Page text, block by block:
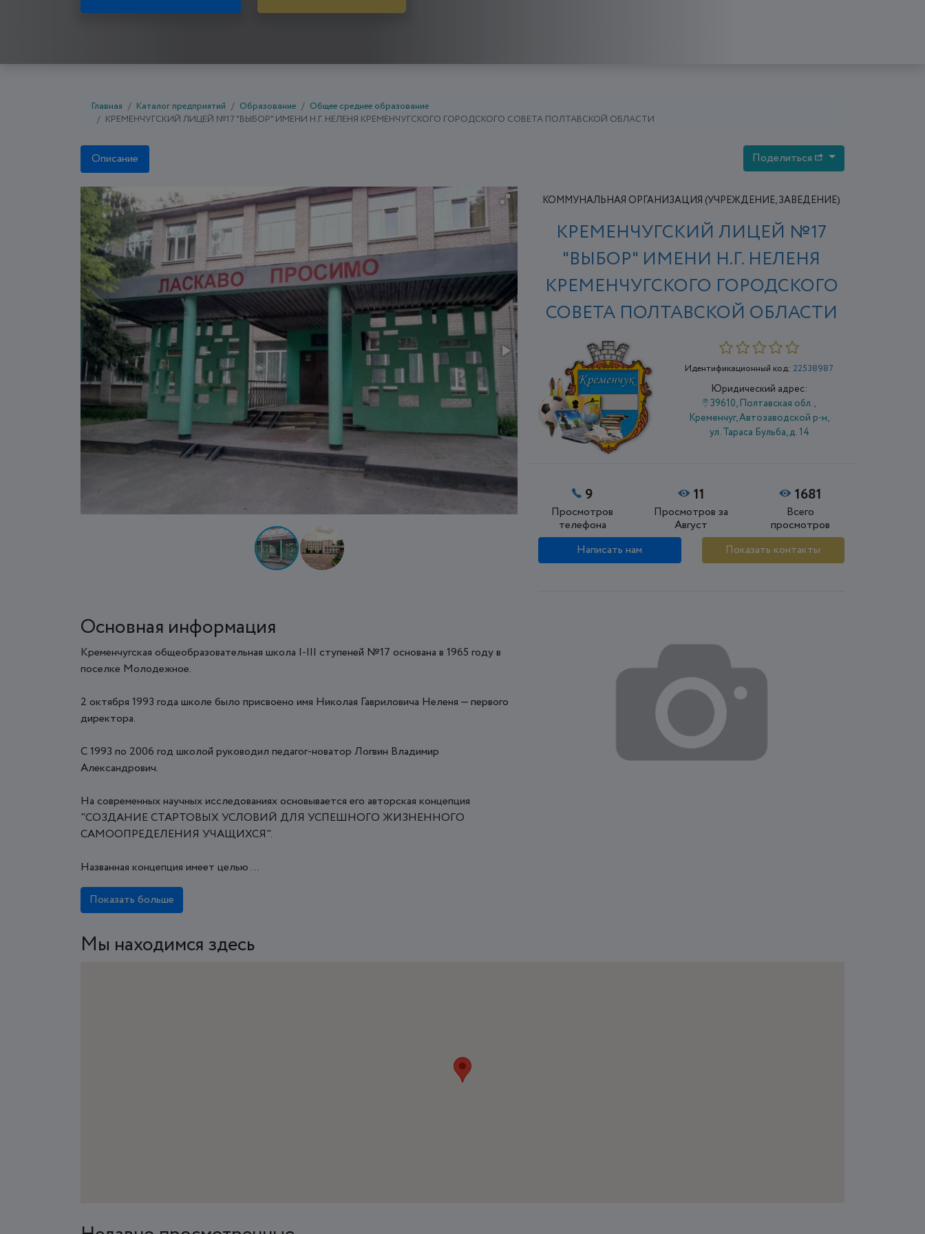
Главная Каталог предприятий Образование
Общее среднее образование
КРЕМЕНЧУГСКИЙ ЛИЦЕЙ №17 "ВЫБОР" ИМЕНИ Н.Г. НЕЛЕНЯ КРЕМЕНЧУГСКОГО ГОРОДСКОГО СОВЕТА ПОЛТАВСКОЙ ОБЛАСТИ
Описание Поделиться
КОММУНАЛЬНАЯ ОРГАНИЗАЦИЯ (УЧРЕЖДЕНИЕ, ЗАВЕДЕНИЕ)
КРЕМЕНЧУГСКИЙ ЛИЦЕЙ №17
"ВЫБОР" ИМЕНИ Н.Г. НЕЛЕНЯ
КРЕМЕНЧУГСКОГО ГОРОДСКОГО
СОВЕТА ПОЛТАВСКОЙ ОБЛАСТИ
Идентификационный код: 22538987
Юридический адрес:
39610, Полтавская обл.,
Кременчуг, Автозаводской р-н,
ул. Тараса Бульба, д. 14
9
Просмотров
телефона
11
Просмотров за
Август
1681
Всего
просмотров
Написать нам
Показать контакты
Основная информация
Кременчугская общеобразовательная школа I-III ступеней №17 основана в 1965 году в
поселке Молодежное.
2 октября 1993 года школе было присвоено имя Николая Гавриловича Неленя — первого
директора.
С 1993 по 2006 год школой руководил педагог-новатор Логвин Владимир
Александрович.
На современных научных исследованиях основывается его авторская концепция
"СОЗДАНИЕ СТАРТОВЫХ УСЛОВИЙ ДЛЯ УСПЕШНОГО ЖИЗНЕННОГО
САМООПРЕДЕЛЕНИЯ УЧАЩИХСЯ".
Названная концепция имеет целью ...
Показать больше
Мы находимся здесь